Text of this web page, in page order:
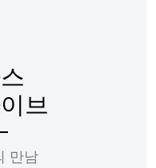
브
만남